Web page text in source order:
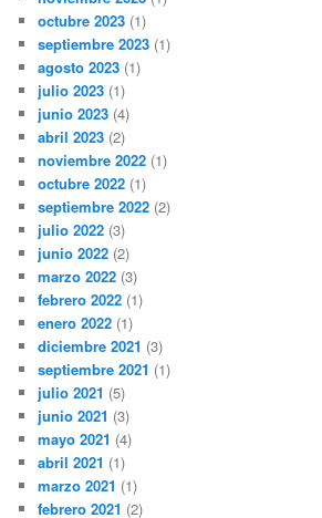
octubre 2023 (1)
septiembre 2023 (1)
agosto 2023 (1)
julio 2023 (1)
junio 2023 (4)
abril 2023 (2)
noviembre 2022 (1)
octubre 2022 (1)
septiembre 2022 (2)
julio 2022 (3)
junio 2022 (2)
marzo 2022 (3)
febrero 2022 (1)
enero 2022 (1)
diciembre 2021 (3)
septiembre 2021 (1)
julio 2021 (5)
junio 2021 (3)
mayo 2021 (4)
abril 2021 (1)
marzo 2021 (1)
febrero 2021 (2)